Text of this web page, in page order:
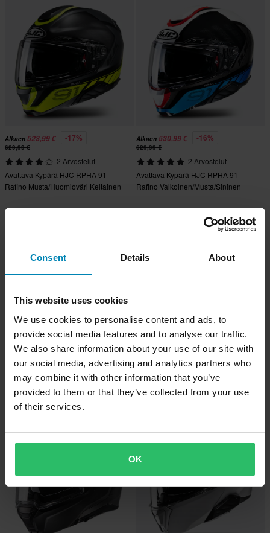
Consent Details About
This website uses cookies
We use cookies to personalise content and ads, to
provide social media features and to analyse our traffic.
We also share information about your use of our site with
our social media, advertising and analytics partners who
may combine it with other information that you’ve
provided to them or that they’ve collected from your use
of their services.
OK
Alkaen 523,99 € -17%
629,99 €
2 Arvostelut
Avattava Kypärä HJC RPHA 91
Rafino Musta/Huomioväri Keltainen
Alkaen 530,99 € -16%
629,99 €
2 Arvostelut
Avattava Kypärä HJC RPHA 91
Rafino Valkoinen/Musta/Sininen
Alkaen277,99 € -13%
1 Arvostelut
Avattava Kypärä HJC i100 Musta
Alkaen277,99 € -18%
3 Arvostelut
Avattava Kypärä HJC i100 Valkoinen